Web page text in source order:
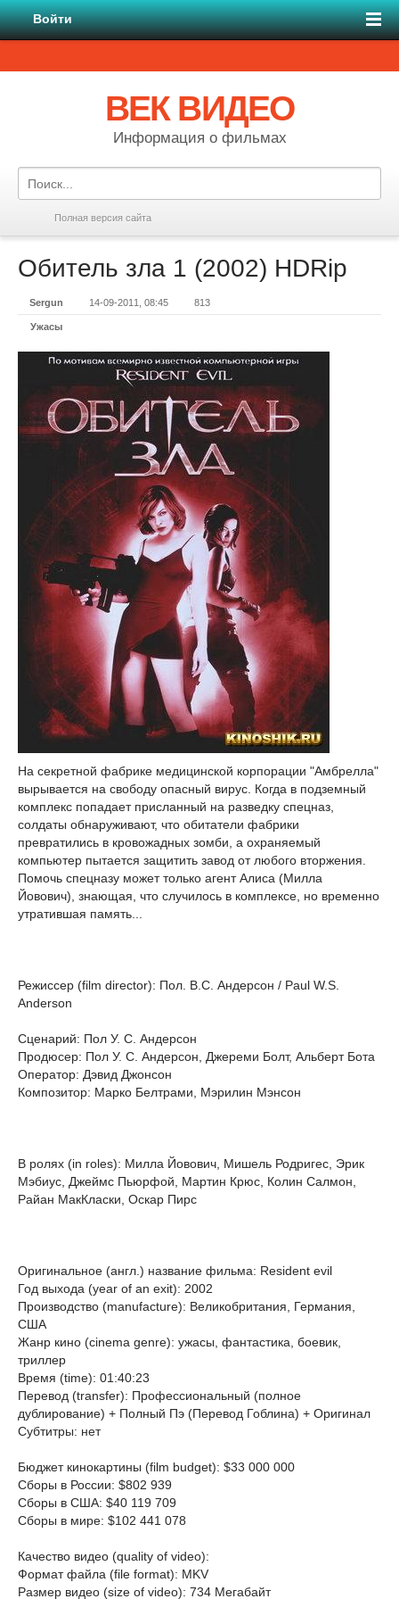
Войти
ВЕК ВИДЕО
Информация о фильмах
Полная версия сайта
Обитель зла 1 (2002) НDRір
Sergun 14-09-2011, 08:45 813
Ужасы
На секретной фабрике медицинской корпорации "Амбрелла"
вырывается на свободу опасный вирус. Когда в подземный
комплекс попадает присланный на разведку спецназ,
солдаты обнаруживают, что обитатели фабрики
превратились в кровожадных зомби, а охраняемый
компьютер пытается защитить завод от любого вторжения.
Помочь спецназу может только агент Алиса (Милла
Йовович), знающая, что случилось в комплексе, но временно
утратившая память...
Режиссер (film director): Пол. В.С. Андерсон / Paul W.S.
Anderson
Сценарий: Пол У. С. Андерсон
Продюсер: Пол У. С. Андерсон, Джереми Болт, Альберт Бота
Оператор: Дэвид Джонсон
Композитор: Марко Белтрами, Мэрилин Мэнсон
В ролях (in roles): Милла Йовович, Мишель Родригес, Эрик
Мэбиус, Джеймс Пьюрфой, Мартин Крюс, Колин Салмон,
Райан МакКласки, Оскар Пирс
Оригинальное (англ.) название фильма: Resident evil
Год выхода (year of an exit): 2002
Производство (manufacture): Великобритания, Германия,
США
Жанр кино (cinema genre): ужасы, фантастика, боевик,
триллер
Время (time): 01:40:23
Перевод (transfer): Профессиональный (полное
дублирование) + Полный Пэ (Перевод Гоблина) + Оригинал
Субтитры: нет
Бюджет кинокартины (film budget): $33 000 000
Сборы в России: $802 939
Сборы в США: $40 119 709
Сборы в мире: $102 441 078
Качество видео (quality of video):
Формат файла (file format): MKV
Размер видео (size of video): 734 Мегабайт